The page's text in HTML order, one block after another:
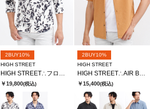
2BUY10%
HIGH STREET
HIGH STREET∴フロールプリントショートウイング７分袖シャツ
￥19,800(税込)
2BUY10%
HIGH STREET
HIGH STREET∴AIR BREEZE 半袖シャツ
￥15,400(税込)